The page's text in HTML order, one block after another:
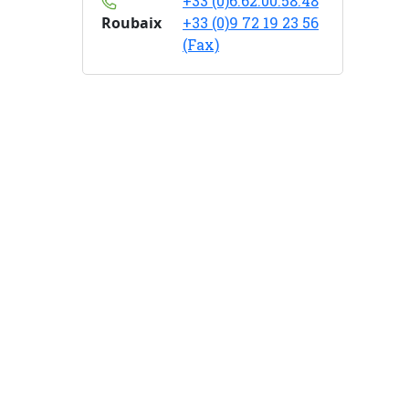
Roubaix
+33 (0)9 72 19 23 56
(Fax)